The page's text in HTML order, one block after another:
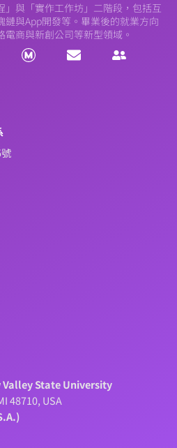
」與「實作工作坊」二階段，包括互
與App開發等。畢業後的就業方向
商與新創公司等新型領域。
State University
48710, USA